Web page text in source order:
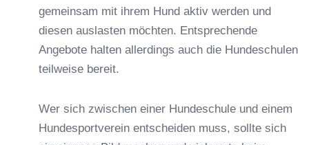
gemeinsam mit ihrem Hund aktiv werden und
diesen auslasten möchten. Entsprechende
Angebote halten allerdings auch die Hundeschulen
teilweise bereit.
Wer sich zwischen einer Hundeschule und einem
Hundesportverein entscheiden muss, sollte sich